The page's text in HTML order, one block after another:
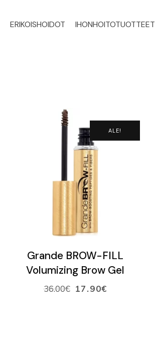
ERIKOISHOIDOT IHONHOITOTUOTTEET
ALE!
VALITSE SÄVY
Grande BROW-FILL
Volumizing Brow Gel
36.00€ 17.90€